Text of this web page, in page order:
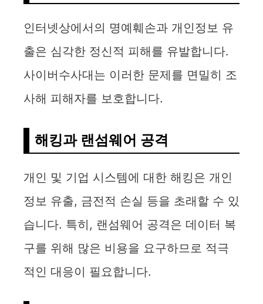
인터넷상에서의 명예훼손과 개인정보 유
출은 심각한 정신적 피해를 유발합니다.
사이버수사대는 이러한 문제를 면밀히 조
사해 피해자를 보호합니다.
해킹과 랜섬웨어 공격
개인 및 기업 시스템에 대한 해킹은 개인
정보 유출, 금전적 손실 등을 초래할 수 있
습니다. 특히, 랜섬웨어 공격은 데이터 복
구를 위해 많은 비용을 요구하므로 적극
적인 대응이 필요합니다.